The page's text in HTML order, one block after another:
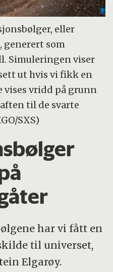
eller
som
Simuleringen viser
ut hvis vi fikk en
vridd på grunn
til de svarte
SXS)
har vi fått en
til universet,
Elgarøy.